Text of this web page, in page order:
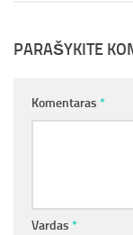
PARAŠYKITE
Komentaras *
Vardas *